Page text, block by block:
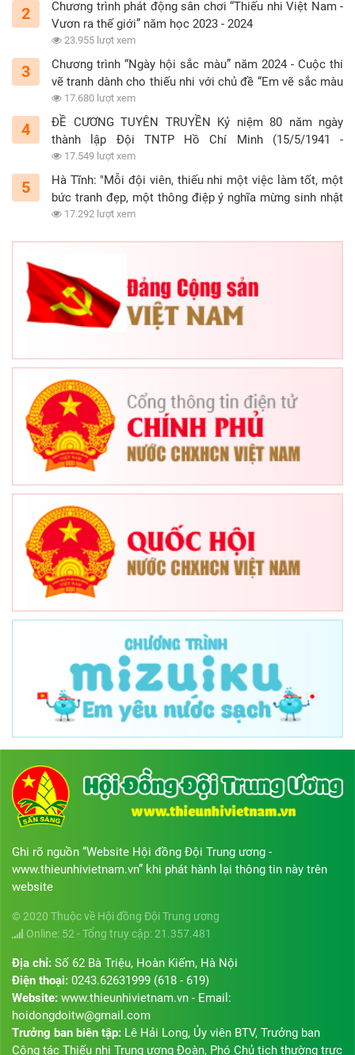
đã mang lại nhiều
Đó là giúp đỡ, hỗ
trợ và tiếp bước
hàng ngàn lượt
học sinh khó khăn,
tương thân tương
ái, tiết kiệm, sẻ
tới trường”, “Bạn
giúp bạn” được
thực hiện hiệu quả,
thiếu nhi có nguy
cảnh khó khăn, do
điều kiện của gia
đình. Từ nguồn
động viên rất lớn
phần đóng góp về
cùng trang lứa,
cộng với nghị lực
của các bạn học
nên nhiều tấm
gương vượt khó
học giỏi, có thành
tích xuất sắc trong
các cuộc thi học
sinh giỏi các cấp.
Đặc biệt, phong
trào “Nghìn việc
khai râu rộng đến
từng thanh thiếu
nhi và xuất hiện
tốt. Tiêu biểu năm
học 2019 – 2020,
Nhân, học sinh lớp
5A4, Trường tiểu
Bù Gia Mập đã
nhặt được 50 triệu
người đánh mất.
Qua hành động
2
Chương trình phát động sân chơi “Thiếu nhi Việt Nam -
Vươn ra thế giới” năm học 2023 - 2024
23.955 lượt xem
3
Chương trình “Ngày hội sắc màu” năm 2024 - Cuộc thi
vẽ tranh dành cho thiếu nhi với chủ đề “Em vẽ sắc màu
tình nguyện”
17.680 lượt xem
4
ĐỀ CƯƠNG TUYÊN TRUYỀN Kỷ niệm 80 năm ngày
thành lập Đội TNTP Hồ Chí Minh (15/5/1941 -
15/5/2021)
17.549 lượt xem
5
Hà Tĩnh: "Mỗi đội viên, thiếu nhi một việc làm tốt, một
bức tranh đẹp, một thông điệp ý nghĩa mừng sinh nhật
Đội"17.292 lượt xem
Ghi rõ nguồn “Website Hội đồng Đội Trung ương -
www.thieunhivietnam.vn” khi phát hành lại thông tin này trên
website
© 2020 Thuộc về Hội đồng Đội Trung ương
Online: 52 - Tổng truy cập: 21.357.481
Địa chỉ: Số 62 Bà Triệu, Hoàn Kiếm, Hà Nội
Điện thoại: 0243.62631999 (618 - 619)
Website: www.thieunhivietnam.vn - Email:
hoidongdoitw@gmail.com
Trưởng ban biên tập: Lê Hải Long, Ủy viên BTV, Trưởng ban
Công tác Thiếu nhi Trung ương Đoàn, Phó Chủ tịch thường trực